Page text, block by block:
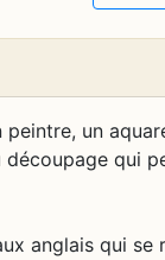
un
qui
anglais qui se